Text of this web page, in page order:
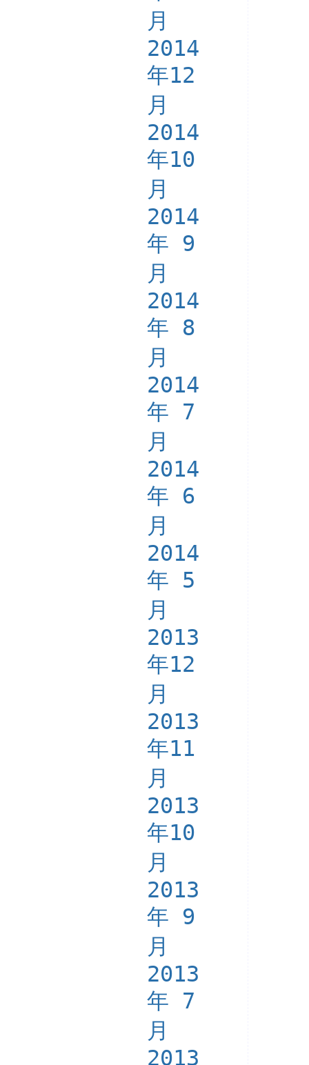
月
2014
年12
月
2014
年10
月
2014
年 9
月
2014
年 8
月
2014
年 7
月
2014
年 6
月
2014
年 5
月
2013
年12
月
2013
年11
月
2013
年10
月
2013
年 9
月
2013
年 7
月
2013